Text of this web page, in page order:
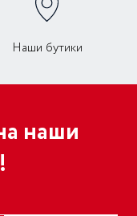
Наши бутики
наши